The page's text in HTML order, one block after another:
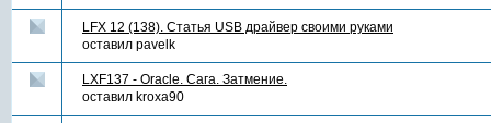
LFX 12 (138). Статья USB драйвер своими руками
оставил pavelk
LXF137 - Oracle. Сага. Затмение.
оставил kroxa90